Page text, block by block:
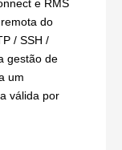
e RMS
do
/ SSH /
gestão de
um
válida por